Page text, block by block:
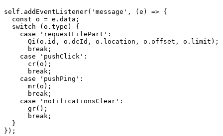
self.addEventListener('message', (e) => {
  const o = e.data;
  switch (o.type) {
    case 'requestFilePart':
      Qi(o.id, o.dcId, o.location, o.offset, o.limit);
      break;
    case 'pushClick':
      cr(o);
      break;
    case 'pushPing':
      mr(o);
      break;
    case 'notificationsClear':
      gr();
      break;
  }
});